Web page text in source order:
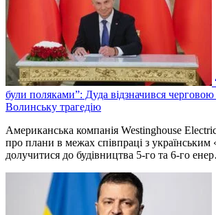
були поляками”: Дуда відзначився
Волинську трагедію
Американська компанія Westinghouse
про плани в межах співпраці з
долучитися до будівництва 5-го та 6-го